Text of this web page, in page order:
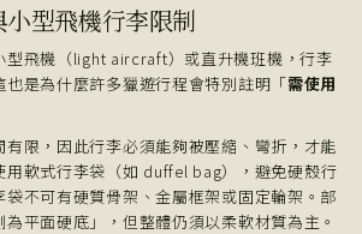
型飛機行李限制
型飛機（light aircraft）或直升機班機，行李
也是為什麼許多獵遊行程會特別註明「需使用
限，因此行李必須能夠被壓縮、彎折，才能
用軟式行李袋（如 duffel bag），避免硬殼行
不可有硬質骨架、金屬框架或固定輪架。部
平面硬底」，但整體仍須以柔軟材質為主。